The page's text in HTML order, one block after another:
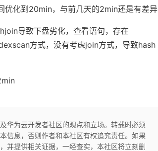
优化到20min，与前几天的2min还是有差异
导致下盘劣化，查看语句，存在
方式，没有考虑join方式，导致hash
华为云开发者社区的观点和立场。转载时必须
信息，否则作者和本社区有权追究责任。如果
并提供相关证据，一经查实，本社区将立刻删